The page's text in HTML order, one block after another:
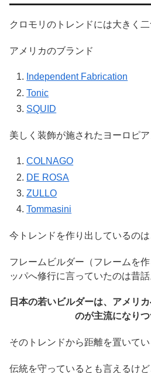
クロモリのトレンドには大きく二
アメリカのブランド
Independent Fabrication
Tonic
SQUID
美しく装飾が施されたヨーロピア
COLNAGO
DE ROSA
ZULLO
Tommasini
今トレンドを作り出しているのは
フレームビルダー（フレームを
ッパへ修行に言っていたのは昔話
日本の若いビルダーは、アメリ
のが主流になりつ
そのトレンドから距離を置いてい
伝統を守っているとも言えるけ